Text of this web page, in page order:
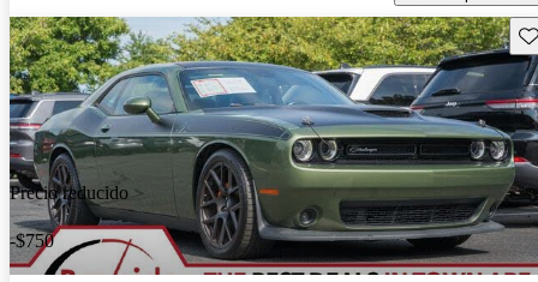
Precio reducido
-$750